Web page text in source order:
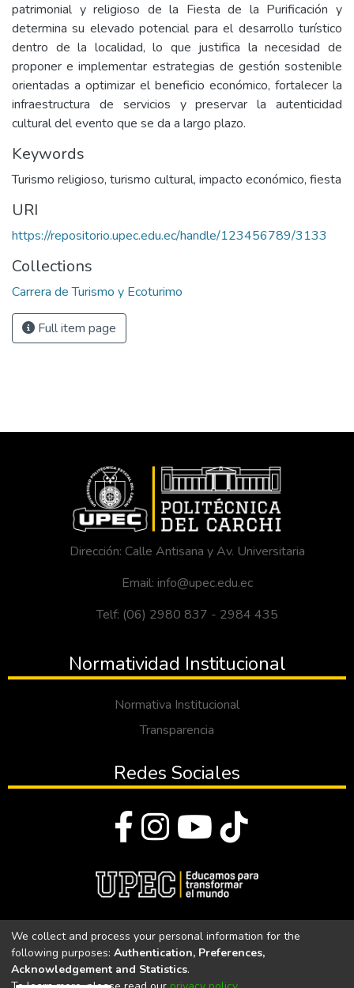
patrimonial y religioso de la Fiesta de la Purificación y
determina su elevado potencial para el desarrollo turístico
dentro de la localidad, lo que justifica la necesidad de
proponer e implementar estrategias de gestión sostenible
orientadas a optimizar el beneficio económico, fortalecer la
infraestructura de servicios y preservar la autenticidad
cultural del evento que se da a largo plazo.
Keywords
Turismo religioso, turismo cultural, impacto económico, fiesta
URI
https://repositorio.upec.edu.ec/handle/123456789/3133
Collections
Carrera de Turismo y Ecoturimo
Full item page
Dirección: Calle Antisana y Av. Universitaria
Email: info@upec.edu.ec
Telf: (06) 2980 837 - 2984 435
Normatividad Institucional
Normativa Institucional
Transparencia
Redes Sociales
Universidad Politécnica Estatal del Carchi
We collect and process your personal information for the
following purposes: Authentication, Preferences,
Acknowledgement and Statistics.